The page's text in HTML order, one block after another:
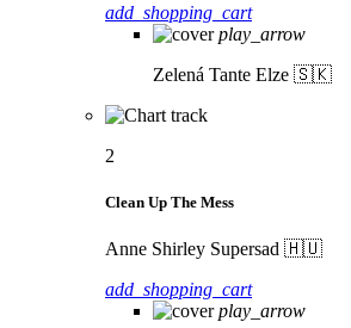
add_shopping_cart
play_arrow
Zelená Tante Elze 🇸🇰
2
Clean Up The Mess
Anne Shirley Supersad 🇭🇺
add_shopping_cart
play_arrow